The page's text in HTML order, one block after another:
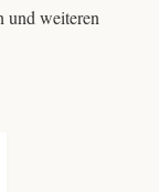
und weiteren